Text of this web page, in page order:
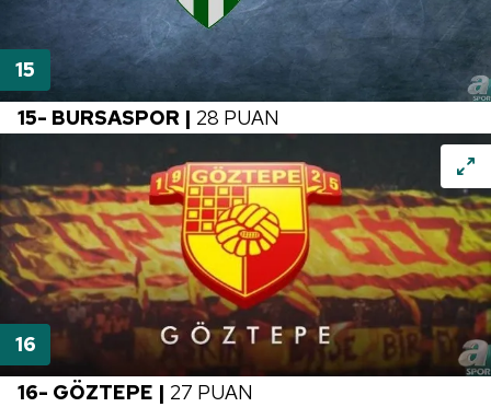
15- BURSASPOR | 28 PUAN
16- GÖZTEPE | 27 PUAN